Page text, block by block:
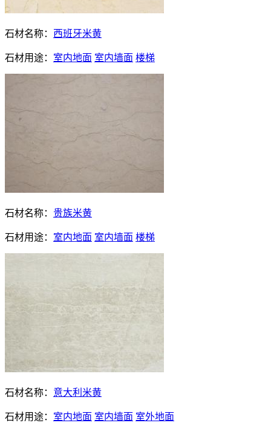
石材名称： 西班牙米黄
石材用途： 室内地面 室内墙面 楼梯
石材名称： 贵族米黄
石材用途： 室内地面 室内墙面 楼梯
石材名称： 意大利米黄
石材用途： 室内地面 室内墙面 室外地面